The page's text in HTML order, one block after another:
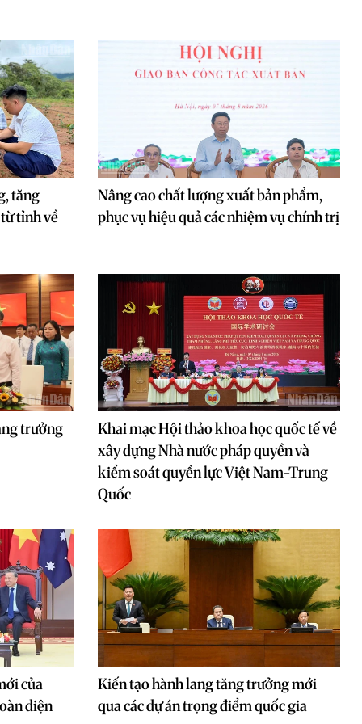
tăng
tỉnh về
Nâng cao chất lượng xuất bản phẩm,
phục vụ hiệu quả các nhiệm vụ chính trị
trưởng
Khai mạc Hội thảo khoa học quốc tế về
xây dựng Nhà nước pháp quyền và
kiểm soát quyền lực Việt Nam-Trung
Quốc
của
diện
Kiến tạo hành lang tăng trưởng mới
qua các dự án trọng điểm quốc gia